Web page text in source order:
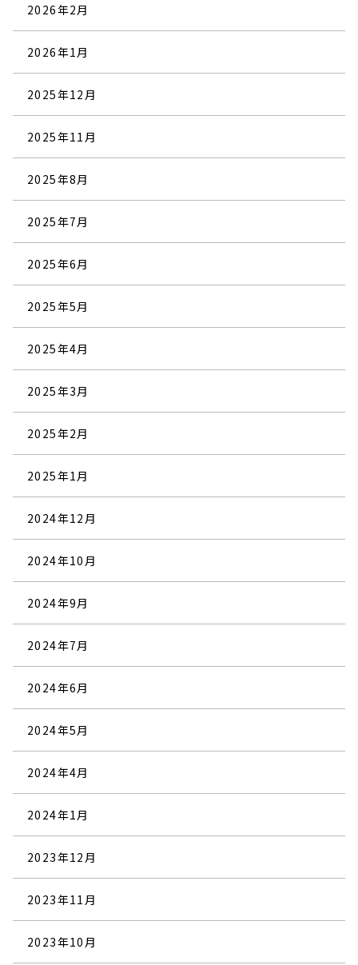
2026年2月
2026年1月
2025年12月
2025年11月
2025年8月
2025年7月
2025年6月
2025年5月
2025年4月
2025年3月
2025年2月
2025年1月
2024年12月
2024年10月
2024年9月
2024年7月
2024年6月
2024年5月
2024年4月
2024年1月
2023年12月
2023年11月
2023年10月